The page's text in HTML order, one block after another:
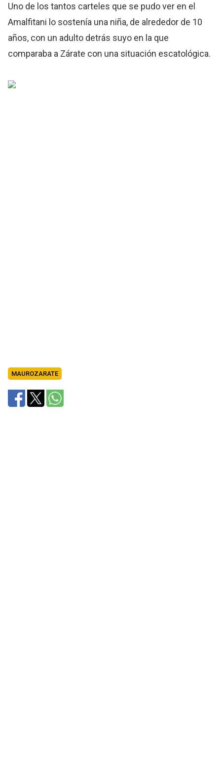
Uno de los tantos carteles que se pudo ver en el
Amalfitani lo sostenía una niña, de alrededor de 10
años, con un adulto detrás suyo en la que
comparaba a Zárate con una situación escatológica.
MAUROZARATE